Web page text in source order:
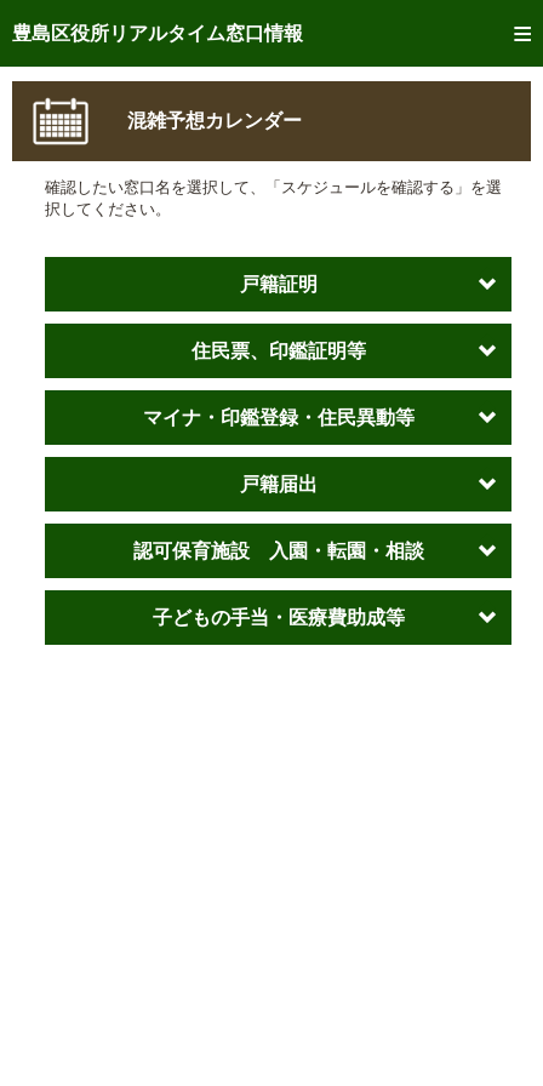
豊島区役所リアルタイム窓口情報
トップページへ
ご利用方法
事前予約
予約状況確認
交付状況確認
混雑予想カレンダー
混雑予想カレンダー
確認したい窓口名を選択して、「スケジュールを確認する」を選
択してください。
戸籍証明
住民票、印鑑証明等
マイナ・印鑑登録・住民異動等
戸籍届出
認可保育施設 入園・転園・相談
子どもの手当・医療費助成等